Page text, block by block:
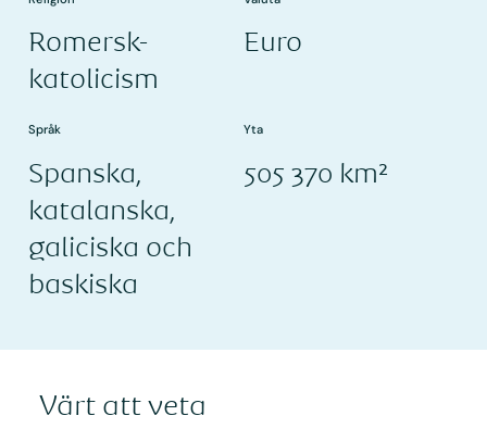
Romersk-
katolicism
Euro
Språk
Spanska,
katalanska,
galiciska och
baskiska
Yta
505 370 km²
Värt att veta